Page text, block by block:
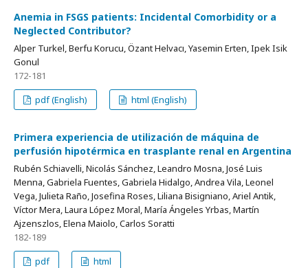
Anemia in FSGS patients: Incidental Comorbidity or a
Neglected Contributor?
Alper Turkel, Berfu Korucu, Özant Helvacı, Yasemin Erten, Ipek Isik
Gonul
172-181
pdf (English)
html (English)
Primera experiencia de utilización de máquina de
perfusión hipotérmica en trasplante renal en Argentina
Rubén Schiavelli, Nicolás Sánchez, Leandro Mosna, José Luis
Menna, Gabriela Fuentes, Gabriela Hidalgo, Andrea Vila, Leonel
Vega, Julieta Raño, Josefina Roses, Liliana Bisigniano, Ariel Antik,
Víctor Mera, Laura López Moral, María Ángeles Yrbas, Martín
Ajzenszlos, Elena Maiolo, Carlos Soratti
182-189
pdf
html